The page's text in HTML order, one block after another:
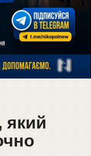
який